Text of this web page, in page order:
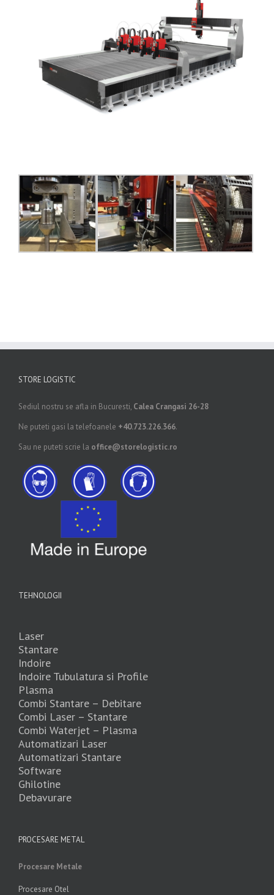
STORE LOGISTIC
Sediul nostru se afla in Bucuresti, Calea Crangasi 26-28
Ne puteti gasi la telefoanele +40.723.226.366.
Sau ne puteti scrie la office@storelogistic.ro
TEHNOLOGII
Laser
Stantare
Indoire
Indoire Tubulatura si Profile
Plasma
Combi Stantare – Debitare
Combi Laser – Stantare
Combi Waterjet – Plasma
Automatizari Laser
Automatizari Stantare
Software
Ghilotine
Debavurare
PROCESARE METAL
Procesare Metale
Procesare Otel